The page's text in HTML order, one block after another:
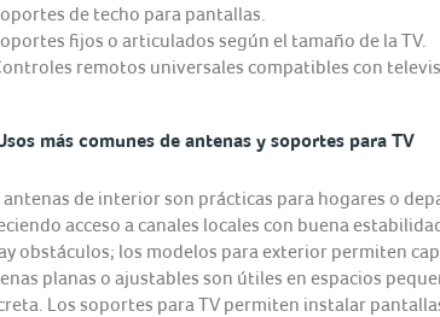
de techo para pantallas.
fijos o articulados según el tamaño de la TV.
remotos universales compatibles con
más comunes de antenas y soportes para TV
antenas de interior son prácticas para hogares o
acceso a canales locales con buena
obstáculos; los modelos para exterior permiten
planas o ajustables son útiles en espacios
Los soportes para TV permiten instalar